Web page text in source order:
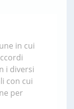
in cui
i diversi
con cui
per